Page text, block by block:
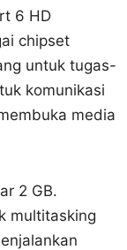
6 HD
chipset
untuk tugas-
komunikasi
media
2 GB.
multitasking